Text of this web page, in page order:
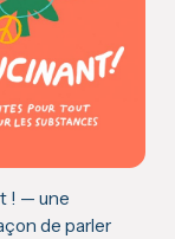
! — une
de parler